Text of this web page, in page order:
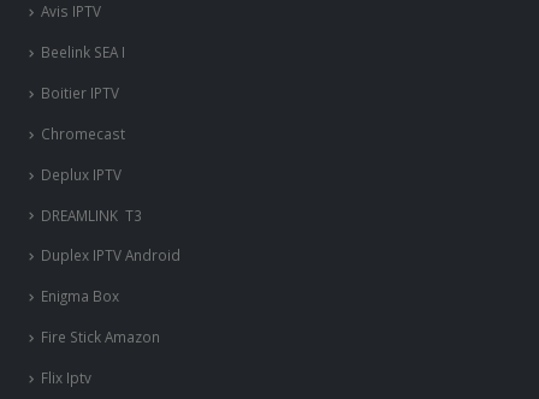
Avis IPTV
Beelink SEA I
Boitier IPTV
Chromecast
Deplux IPTV
DREAMLINK T3
Duplex IPTV Android
Enigma Box
Fire Stick Amazon
Flix Iptv